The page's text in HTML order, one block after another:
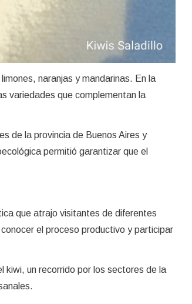
naranjas y mandarinas. En la
variedades que complementan la
de la provincia de Buenos Aires y
permitió garantizar que el
que atrajo visitantes de diferentes
el proceso productivo y participar
kiwi, un recorrido por los sectores de la